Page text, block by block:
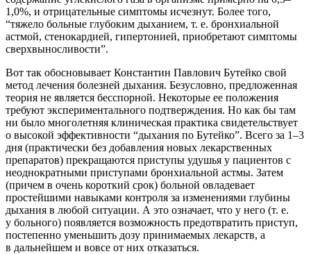
1,0%, и отрицательные симптомы исчезнут. Более того,
“тяжело больные глубоким дыханием, т. е. бронхиальной
астмой, стенокардией, гипертонией, приобретают симптомы
сверхвыносливости”.
Вот так обосновывает Константин Павлович Бутейко свой
метод лечения болезней дыхания. Безусловно, предложенная
теория не является бесспорной. Некоторые ее положения
требуют экспериментального подтверждения. Но как бы там
ни было многолетняя клиническая практика свидетельствует
о высокой эффективности “дыхания по Бутейко”. Всего за 1–3
дня (практически без добавления новых лекарственных
препаратов) прекращаются приступы удушья у пациентов с
неоднократными приступами бронхиальной астмы. Затем
(причем в очень короткий срок) больной овладевает
простейшими навыками контроля за изменениями глубины
дыхания в любой ситуации. А это означает, что у него (т. е.
у больного) появляется возможность предотвратить приступ,
постепенно уменьшить дозу принимаемых лекарств, а
в дальнейшем и вовсе от них отказаться.